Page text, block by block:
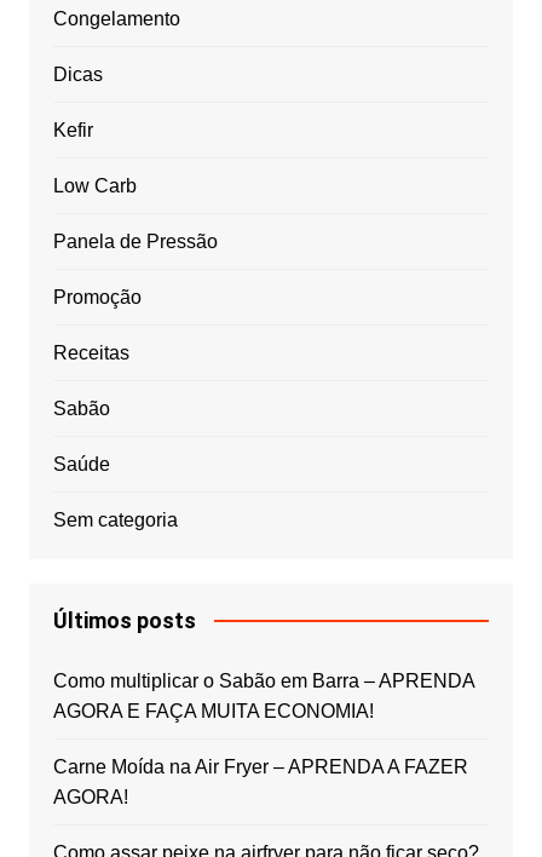
Congelamento
Dicas
Kefir
Low Carb
Panela de Pressão
Promoção
Receitas
Sabão
Saúde
Sem categoria
Últimos posts
Como multiplicar o Sabão em Barra – APRENDA
AGORA E FAÇA MUITA ECONOMIA!
Carne Moída na Air Fryer – APRENDA A FAZER
AGORA!
Como assar peixe na airfryer para não ficar seco?